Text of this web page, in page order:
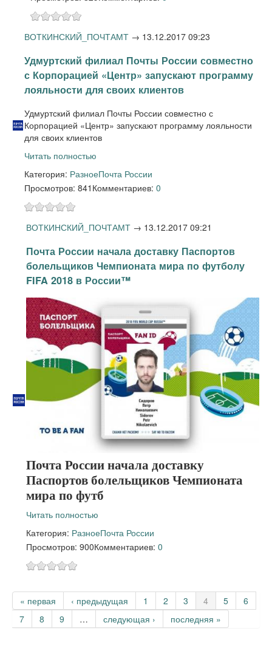
ВОТКИНСКИЙ_ПОЧТАМТ → 13.12.2017 09:23
Удмуртский филиал Почты России совместно
с Корпорацией «Центр» запускают программу
лояльности для своих клиентов
Удмуртский филиал Почты России совместно с
Корпорацией «Центр» запускают программу лояльности
для своих клиентов
Читать полностью
Категория: РазноеПочта России
Просмотров: 841 Комментариев: 0
ВОТКИНСКИЙ_ПОЧТАМТ → 13.12.2017 09:21
Почта России начала доставку Паспортов
болельщиков Чемпионата мира по футболу
FIFA 2018 в России™
Почта России начала доставку
Паспортов болельщиков Чемпионата
мира по футб
Читать полностью
Категория: РазноеПочта России
Просмотров: 900Комментариев: 0
Страницы
« первая ‹ предыдущая 1 2 3 4 5
6
7
8 9 … следующая › последняя »